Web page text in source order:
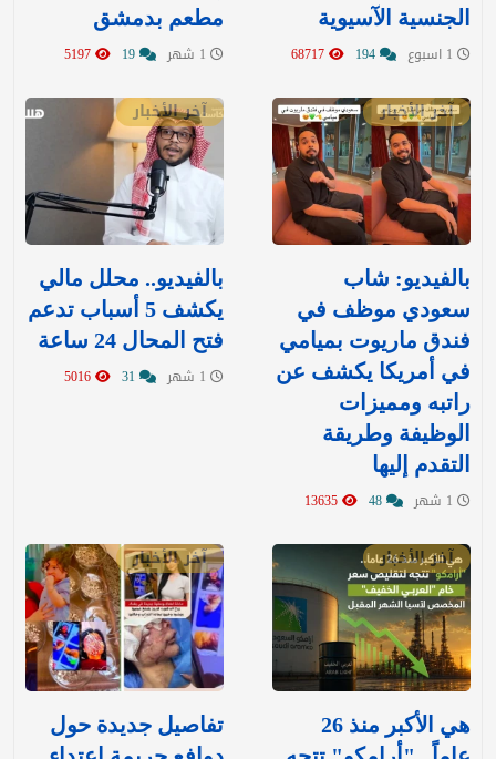
الجنسية الآسيوية
مطعم بدمشق
آخر الأخبار
بالفيديو: شاب
سعودي موظف في
فندق ماريوت بميامي
في أمريكا يكشف عن
راتبه ومميزات
الوظيفة وطريقة
التقدم إليها
آخر الأخبار
بالفيديو.. محلل مالي
يكشف 5 أسباب تدعم
فتح المحال 24 ساعة
آخر الأخبار
هي الأكبر منذ 26
آخر الأخبار
تفاصيل جديدة حول